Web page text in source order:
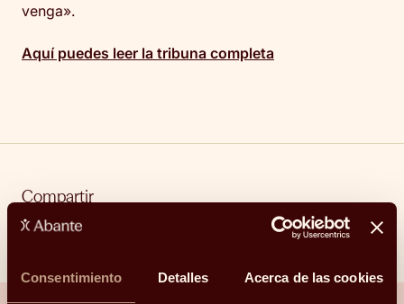
Consentimiento Detalles Acerca de las cookies
venga».
Aquí puedes leer la tribuna completa
Compartir
Telegram